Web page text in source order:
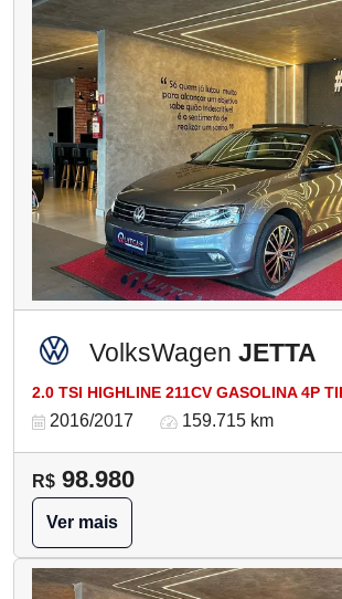
VolksWagen JETTA
2.0 TSI HIGHLINE 211CV GASOLINA 4P
2016/2017 159.715 km
R$ 98.980
Ver mais